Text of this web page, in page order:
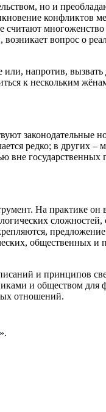
но и
конфликтов
считают
вопрос о
напротив,
к нескольким
законодательные
редко; в других –
вне
На практике он
общественных
и принципов
и обществом для
отношений.
».